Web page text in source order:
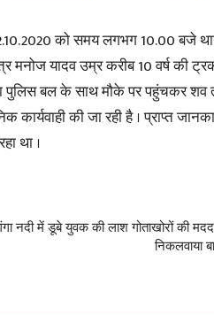
News,
Latest
को समय लगभग 10.00 बजे
मनोज यादव उम्र करीब 10 वर्ष की
पुलिस बल के साथ मौके पर पहुंचकर
की जा रही है । प्राप्त
था ।
नदी में डूबे युवक की लाश गोताखोरों की
निकलवाया